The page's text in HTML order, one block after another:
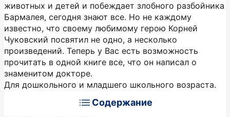
животных и детей и побеждает злобного разбойника
Бармалея, сегодня знают все. Но не каждому
известно, что своему любимому герою Корней
Чуковский посвятил не одно, а несколько
произведений. Теперь у Вас есть возможность
прочитать в одной книге все, что он написал о
знаменитом докторе.
Для дошкольного и младшего школьного возраста.
Содержание